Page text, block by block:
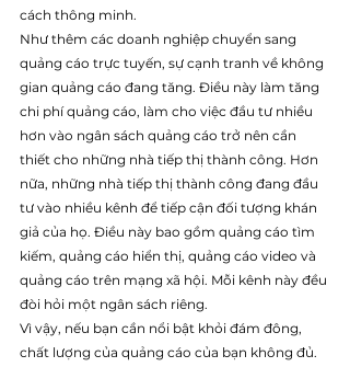
cách thông minh.
Như thêm các doanh nghiệp chuyển sang
quảng cáo trực tuyến, sự cạnh tranh về không
gian quảng cáo đang tăng. Điều này làm tăng
chi phí quảng cáo, làm cho việc đầu tư nhiều
hơn vào ngân sách quảng cáo trở nên cần
thiết cho những nhà tiếp thị thành công. Hơn
nữa, những nhà tiếp thị thành công đang đầu
tư vào nhiều kênh để tiếp cận đối tượng khán
giả của họ. Điều này bao gồm quảng cáo tìm
kiếm, quảng cáo hiển thị, quảng cáo video và
quảng cáo trên mạng xã hội. Mỗi kênh này đều
đòi hỏi một ngân sách riêng.
Vì vậy, nếu bạn cần nổi bật khỏi đám đông,
chất lượng của quảng cáo của bạn không đủ.